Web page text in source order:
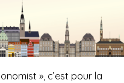
», c’est pour la